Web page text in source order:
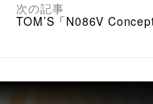
次の記事
TOM’S「N086V